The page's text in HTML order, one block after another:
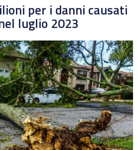
per i danni causati
luglio 2023